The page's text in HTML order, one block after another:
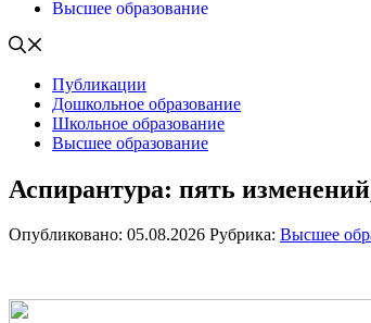
Высшее образование
Публикации
Дошкольное образование
Школьное образование
Высшее образование
Аспирантура: пять
Опубликовано: 05.08.2026 Рубрика: Высшее